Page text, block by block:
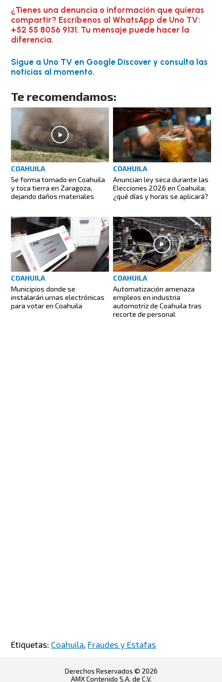
¿Tienes una denuncia o información que quieras
compartir? Escríbenos al WhatsApp de Uno TV:
+52 55 8056 9131. Tu mensaje puede hacer la
diferencia.
Sigue a Uno TV en Google Discover y consulta las
noticias al momento.
Te recomendamos:
COAHUILA
Se forma tornado en Coahuila
y toca tierra en Zaragoza,
dejando daños materiales
COAHUILA
Anuncian ley seca durante las
Elecciones 2026 en Coahuila;
¿qué días y horas se aplicará?
COAHUILA
Municipios donde se
instalarán urnas electrónicas
para votar en Coahuila
COAHUILA
Automatización amenaza
empleos en industria
automotriz de Coahuila tras
recorte de personal
Etiquetas: Coahuila, Fraudes y Estafas
Derechos Reservados © 2026
AMX Contenido S.A. de C.V.